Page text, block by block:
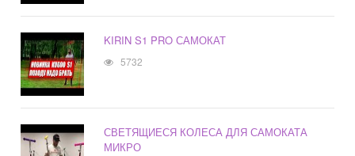
KIRIN S1 PRO САМОКАТ
5732
СВЕТЯЩИЕСЯ КОЛЕСА ДЛЯ САМОКАТА
МИКРО